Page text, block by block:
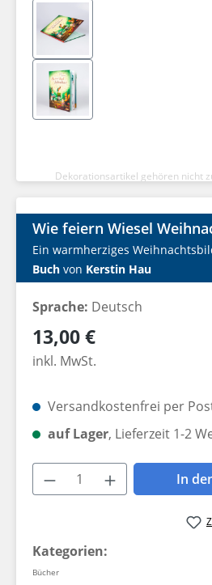
Dekorationsartikel gehören nicht
Wie feiern Wiesel
Ein warmherziges
Buch von Kerstin Hau
Sprache: Deutsch
Regulärer Preis:
13,00 €
inkl. MwSt.
Versandkostenfrei per
auf Lager, Lieferzeit 1-2
Produkt Anzahl:In
Kategorien:
Bücher